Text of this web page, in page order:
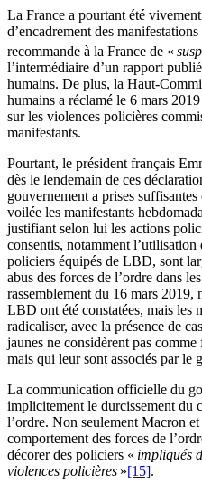
La France a pourtant été
d’encadrement des
recommande à la France de «
l’intermédiaire d’un rapport
humains. De plus, la Haut-
humains a réclamé le 6 mars
sur les violences policières
manifestants.
Pourtant, le président français
dès le lendemain de ces
gouvernement a prises
voilée les manifestants
justifiant selon lui les actions
consentis, notamment l’utilisation
policiers équipés de LBD, sont
abus des forces de l’ordre dans
rassemblement du 16 mars 2019,
LBD ont été constatées, mais les
radicaliser, avec la présence de
jaunes ne considèrent pas
mais qui leur sont associés par le
La communication officielle du
implicitement le durcissement du
l’ordre. Non seulement Macron
comportement des forces de
décorer des policiers « impliqués
violences policières »[15].